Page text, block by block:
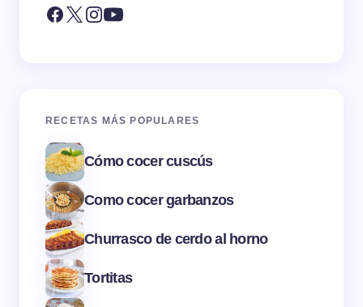
RECETAS MÁS POPULARES
Cómo cocer cuscús
Como cocer garbanzos
Churrasco de cerdo al horno
Tortitas